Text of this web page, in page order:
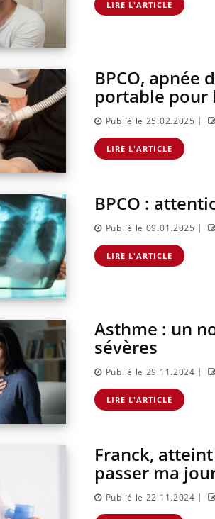
LIRE L'ARTICLE
BPCO, apnée
portable pour
Publié le 25.02.2025 |
LIRE L'ARTICLE
BPCO :
Publié le 09.01.2025 |
LIRE L'ARTICLE
Asthme : un
sévères
Publié le 29.11.2024 |
LIRE L'ARTICLE
Franck,
passer ma
Publié le 22.11.2024 |
Cytomégalovirus : ce qui
change dans la prise en
charge des femmes
enceintes